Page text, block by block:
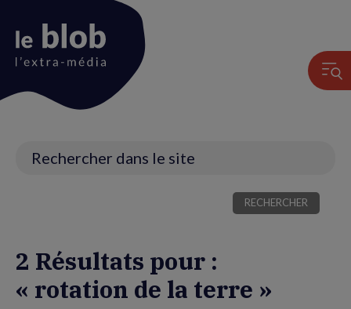
2 Résultats pour :
« rotation de la terre »